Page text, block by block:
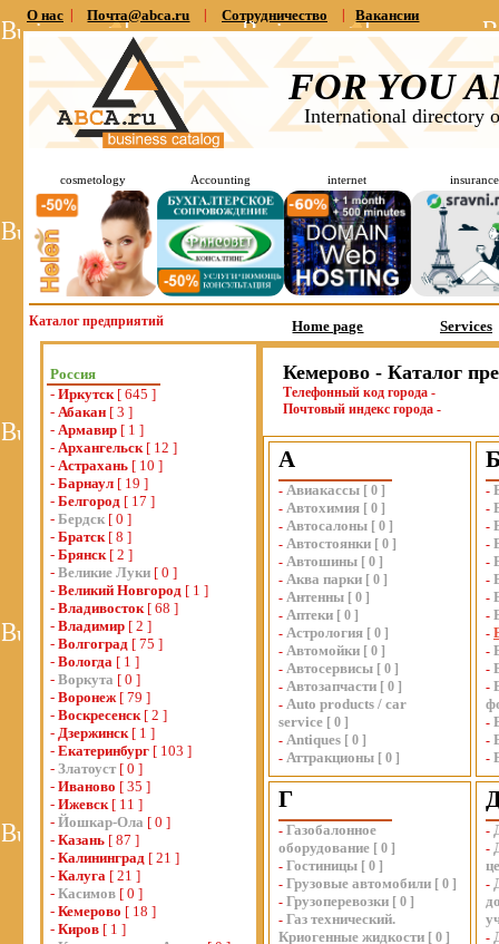
О нас Почта@abca.ru Сотрудничество Вакансии
FOR YOU
International directory
cosmetology Accounting internet insurance
Каталог предприятий Home page Services
Россия
- Иркутск[ 645 ]
- Абакан [ 3 ]
- Армавир [ 1 ]
- Архангельск[ 12 ]
- Астрахань [ 10 ]
- Барнаул [ 19 ]
- Белгород [ 17 ]
- Бердск [ 0 ]
- Братск[ 8 ]
- Брянск[ 2 ]
- Великие Луки [ 0 ]
- Великий Новгород [ 1 ]
- Владивосток[ 68 ]
- Владимир [ 2 ]
- Волгоград [ 75 ]
- Вологда [ 1 ]
- Воркута [ 0 ]
- Воронеж[ 79 ]
- Воскресенск[ 2 ]
- Дзержинск[ 1 ]
- Екатеринбург [ 103 ]
- Златоуст [ 0 ]
- Иваново [ 35 ]
- Ижевск[ 11 ]
- Йошкар-Ола [ 0 ]
- Казань [ 87 ]
- Калининград [ 21 ]
- Калуга [ 21 ]
- Касимов [ 0 ]
- Кемерово [ 18 ]
- Киров [ 1 ]
Кемерово - Каталог
Телефонный код города -
Почтовый индекс города -
А
- Авиакассы [ 0 ]
- Автохимия [ 0 ]
- Автосалоны [ 0 ]
- Автостоянки [ 0 ]
- Автошины [ 0 ]
- Аква парки [ 0 ]
- Антенны [ 0 ]
- Аптеки [ 0 ]
- Астрология [ 0 ]
- Автомойки [ 0 ]
- Автосервисы [ 0 ]
- Автозапчасти [ 0 ]
- Auto products / car
service [ 0 ]
- Antiques [ 0 ]
- Аттракционы [ 0 ]
-
-
-
-
-
-
-
-
-
-
-
-
-
-
-
Г
- Газобалонное
оборудование [ 0 ]
- Гостиницы [ 0 ]
- Грузовые автомобили [ 0 ]
- Грузоперевозки [ 0 ]
- Газ технический.
Криогенные жидкости [ 0 ]
-
-
-
-